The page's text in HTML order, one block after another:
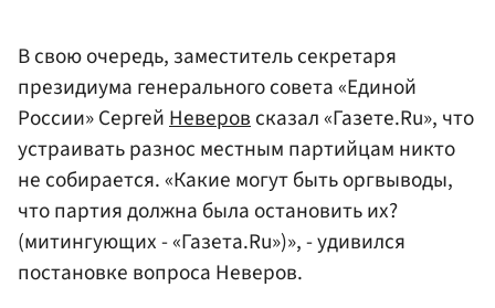
В свою очередь, заместитель секретаря
президиума генерального совета «Единой
России» СергейНеверовсказал «Газете.Ru», что
устраивать разнос местным партийцам никто
не собирается. «Какие могут быть оргвыводы,
что партия должна была остановить их?
(митингующих - «Газета.Ru»)», - удивился
постановке вопроса Неверов.